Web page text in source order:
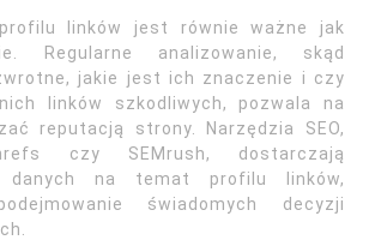
linków jest równie ważne jak
Regularne analizowanie, skąd
jakie jest ich znaczenie i czy
linków szkodliwych, pozwala na
reputacją strony. Narzędzia SEO,
czy SEMrush, dostarczają
danych na temat profilu linków,
świadomych decyzji